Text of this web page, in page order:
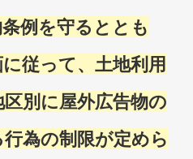
例を守るととも
従って、土地利用
別に屋外広告物の
為の制限が定めら